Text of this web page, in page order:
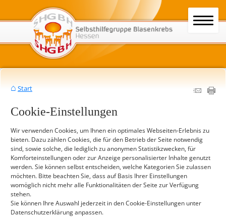
Start
Cookie-Einstellungen
Wir verwenden Cookies, um Ihnen ein optimales Webseiten-Erlebnis zu
bieten. Dazu zählen Cookies, die für den Betrieb der Seite notwendig
sind, sowie solche, die lediglich zu anonymen Statistikzwecken, für
Komforteinstellungen oder zur Anzeige personalisierter Inhalte genutzt
werden. Sie können selbst entscheiden, welche Kategorien Sie zulassen
möchten. Bitte beachten Sie, dass auf Basis Ihrer Einstellungen
womöglich nicht mehr alle Funktionalitäten der Seite zur Verfügung
stehen.
Sie können Ihre Auswahl jederzeit in den Cookie-Einstellungen unter
Datenschutzerklärung anpassen.